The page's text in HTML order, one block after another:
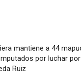
mantiene a 44
por luchar
Ruiz